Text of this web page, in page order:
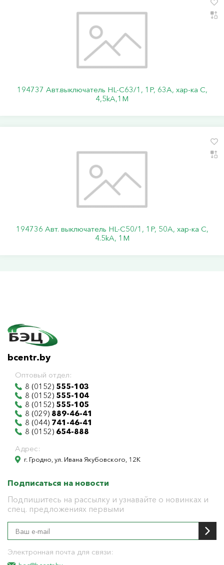
194737 Авт.выключатель HL-C63/1, 1Р, 63А, хар-ка С,
4,5kA,1M
194736 Авт. выключатель HL-C50/1, 1P, 50A, хар-ка C,
4.5kA, 1M
bcentr.by
Оптовый отдел:
8 (0152) 555-103
8 (0152) 555-104
8 (0152) 555-105
8 (029) 889-46-41
8 (044) 741-46-41
8 (0152) 654-888
Адрес:
г. Гродно, ул. Ивана Якубовского, 12К
Подписаться на новости
Подпишитесь на рассылку и узнавайте о новинках и
спец. предложениях первыми
Электронная почта для связи: